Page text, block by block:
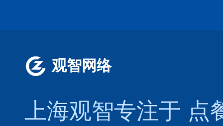
观智网络
上海观智专注于 点